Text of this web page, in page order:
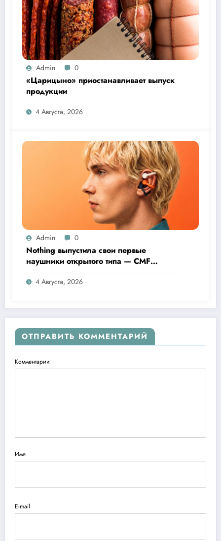
Admin 0
«Царицыно» приостанавливает выпуск
продукции
4 Августа, 2026
Admin 0
Nothing выпустила свои первые
наушники открытого типа — CMF
Clip Pro
4 Августа, 2026
ОТПРАВИТЬ КОММЕНТАРИЙ
Комментарии
Имя
E-mail